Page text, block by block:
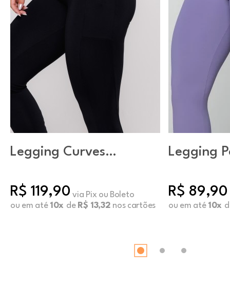
Legging Curves
R$ 119,90 via Pix ou Boleto
ou em até 10x de R$ 13,32 nos cartões
Legging
R$ 89,90
ou em até 10x